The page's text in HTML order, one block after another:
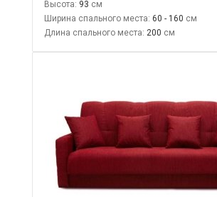
Высота: 93
Ширина спального места: 60 - 160
Длина спального места: 200